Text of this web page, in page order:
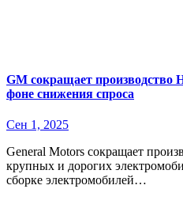
GM сокращает производство
фоне снижения спроса
Сен 1, 2025
General Motors сокращает производство двух своих самых
крупных и дорогих
сборке электромобилей…